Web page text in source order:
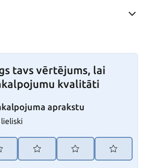
tavs vērtējums, lai
kvalitāti
aprakstu